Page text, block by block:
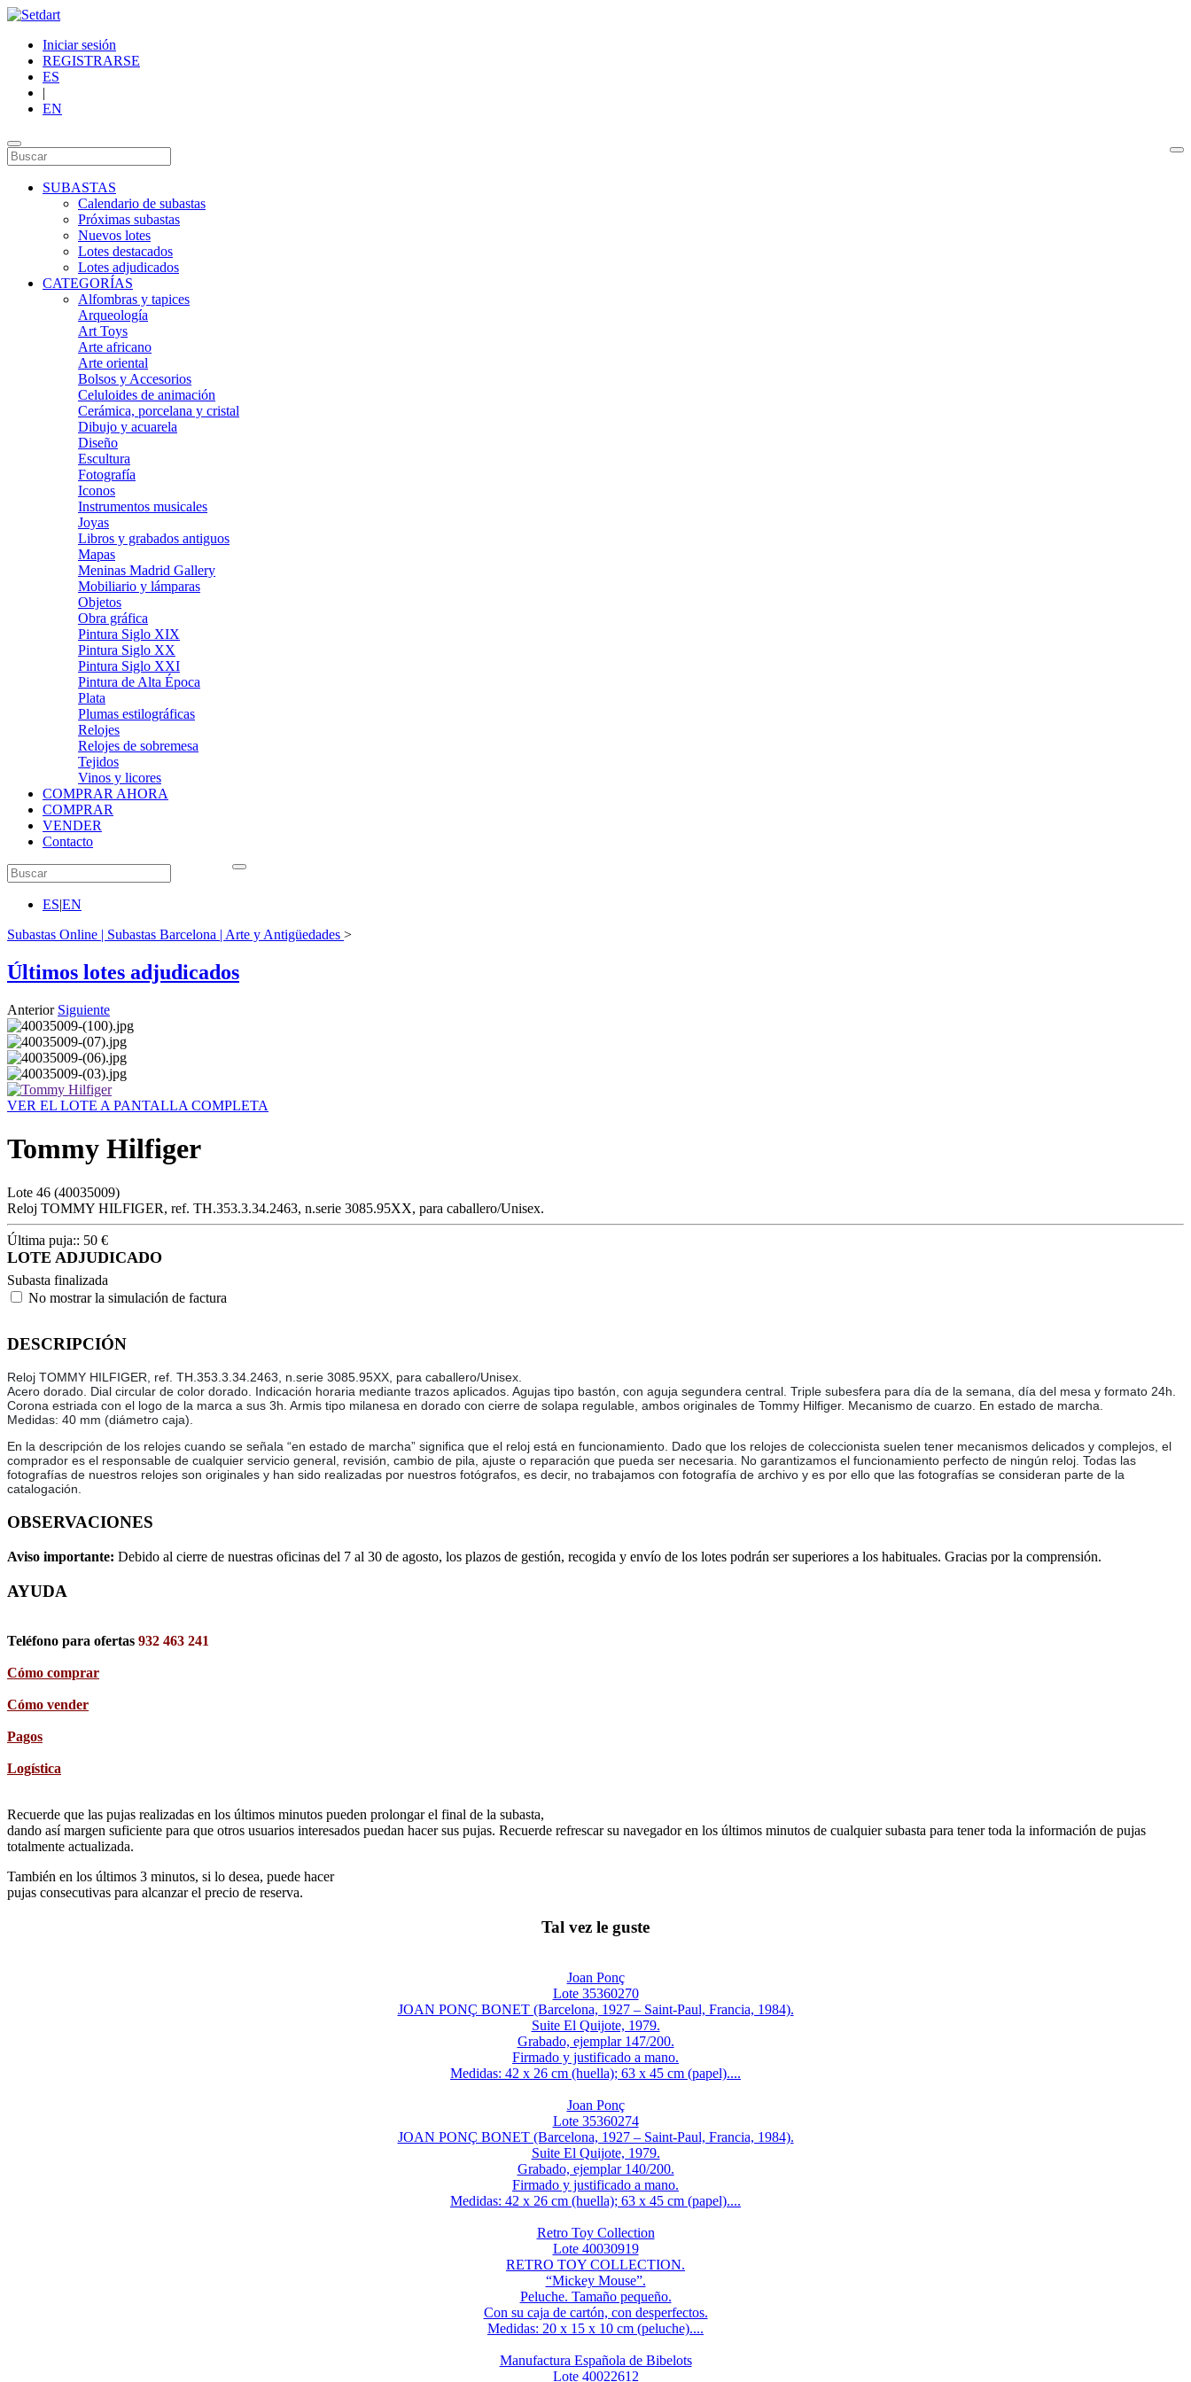
Iniciar sesión
REGISTRARSE
ES
|
EN
SUBASTAS
Calendario de subastas
Próximas subastas
Nuevos lotes
Lotes destacados
Lotes adjudicados
CATEGORÍAS
Alfombras y tapices
Arqueología
Art Toys
Arte africano
Arte oriental
Bolsos y Accesorios
Celuloides de animación
Cerámica, porcelana y cristal
Dibujo y acuarela
Diseño
Escultura
Fotografía
Iconos
Instrumentos musicales
Joyas
Libros y grabados antiguos
Mapas
Meninas Madrid Gallery
Mobiliario y lámparas
Objetos
Obra gráfica
Pintura Siglo XIX
Pintura Siglo XX
Pintura Siglo XXI
Pintura de Alta Época
Plata
Plumas estilográficas
Relojes
Relojes de sobremesa
Tejidos
Vinos y licores
COMPRAR AHORA
COMPRAR
VENDER
Contacto
ES|EN
Subastas Online | Subastas Barcelona | Arte y Antigüedades >
Últimos lotes adjudicados
Anterior Siguiente
VER EL LOTE A PANTALLA COMPLETA
Tommy Hilfiger
Lote 46 (40035009)
Reloj TOMMY HILFIGER, ref. TH.353.3.34.2463, n.serie 3085.95XX, para caballero/Unisex.
Última puja:: 50 €
LOTE ADJUDICADO
Subasta finalizada
No mostrar la simulación de factura
DESCRIPCIÓN
Reloj TOMMY HILFIGER, ref. TH.353.3.34.2463, n.serie 3085.95XX, para caballero/Unisex.
Acero dorado. Dial circular de color dorado. Indicación horaria mediante trazos aplicados. Agujas tipo bastón, con aguja segundera central. Triple subesfera para día de la semana, día del mesa y formato 24h.
Corona estriada con el logo de la marca a sus 3h. Armis tipo milanesa en dorado con cierre de solapa regulable, ambos originales de Tommy Hilfiger. Mecanismo de cuarzo. En estado de marcha.
Medidas: 40 mm (diámetro caja).
En la descripción de los relojes cuando se señala “en estado de marcha” significa que el reloj está en funcionamiento. Dado que los relojes de coleccionista suelen tener mecanismos delicados y complejos, el
comprador es el responsable de cualquier servicio general, revisión, cambio de pila, ajuste o reparación que pueda ser necesaria. No garantizamos el funcionamiento perfecto de ningún reloj. Todas las
fotografías de nuestros relojes son originales y han sido realizadas por nuestros fotógrafos, es decir, no trabajamos con fotografía de archivo y es por ello que las fotografías se consideran parte de la
catalogación.
OBSERVACIONES
Aviso importante: Debido al cierre de nuestras oficinas del 7 al 30 de agosto, los plazos de gestión, recogida y envío de los lotes podrán ser superiores a los habituales. Gracias por la comprensión.
AYUDA
Teléfono para ofertas 932 463 241
Cómo comprar
Cómo vender
Pagos
Logística
Recuerde que las pujas realizadas en los últimos minutos pueden prolongar el final de la subasta,
dando así margen suficiente para que otros usuarios interesados puedan hacer sus pujas. Recuerde refrescar su navegador en los últimos minutos de cualquier subasta para tener toda la información de pujas
totalmente actualizada.
También en los últimos 3 minutos, si lo desea, puede hacer
pujas consecutivas para alcanzar el precio de reserva.
Tal vez le guste
Joan Ponç
Lote 35360270
JOAN PONÇ BONET (Barcelona, 1927 – Saint-Paul, Francia, 1984).
Suite El Quijote, 1979.
Grabado, ejemplar 147/200.
Firmado y justificado a mano.
Medidas: 42 x 26 cm (huella); 63 x 45 cm (papel)....
Joan Ponç
Lote 35360274
JOAN PONÇ BONET (Barcelona, 1927 – Saint-Paul, Francia, 1984).
Suite El Quijote, 1979.
Grabado, ejemplar 140/200.
Firmado y justificado a mano.
Medidas: 42 x 26 cm (huella); 63 x 45 cm (papel)....
Retro Toy Collection
Lote 40030919
RETRO TOY COLLECTION.
“Mickey Mouse”.
Peluche. Tamaño pequeño.
Con su caja de cartón, con desperfectos.
Medidas: 20 x 15 x 10 cm (peluche)....
Manufactura Española de Bibelots
Lote 40022612